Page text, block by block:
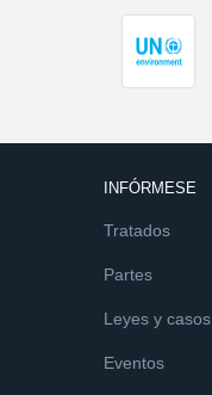
INFÓRMESE
Tratados
Partes
Leyes y casos
Eventos